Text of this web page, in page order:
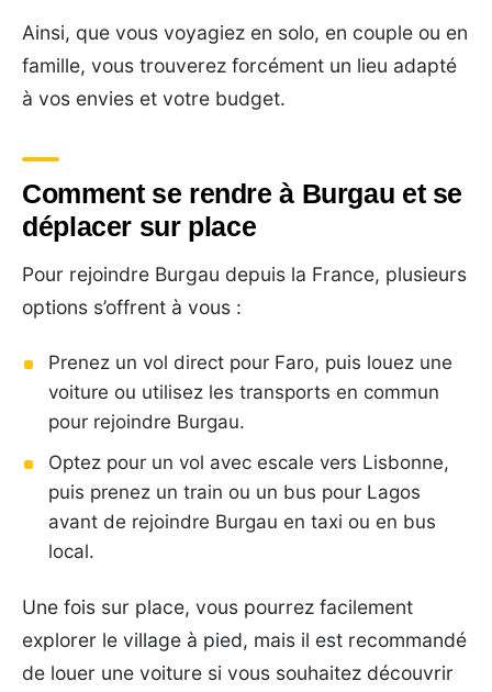
Ainsi, que vous voyagiez en solo, en couple ou en
famille, vous trouverez forcément un lieu adapté
à vos envies et votre budget.
Comment se rendre à Burgau et se
déplacer sur place
Pour rejoindre Burgau depuis la France, plusieurs
options s’offrent à vous :
Prenez un vol direct pour Faro, puis louez une
voiture ou utilisez les transports en commun
pour rejoindre Burgau.
Optez pour un vol avec escale vers Lisbonne,
puis prenez un train ou un bus pour Lagos
avant de rejoindre Burgau en taxi ou en bus
local.
Une fois sur place, vous pourrez facilement
explorer le village à pied, mais il est recommandé
de louer une voiture si vous souhaitez découvrir